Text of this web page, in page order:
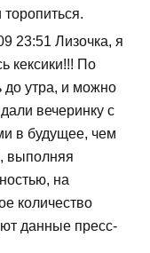
23:51 Лизочка, я
кексики!!! По
до утра, и можно
вечеринку с
в будущее, чем
выполняя
на
количество
данные пресс-